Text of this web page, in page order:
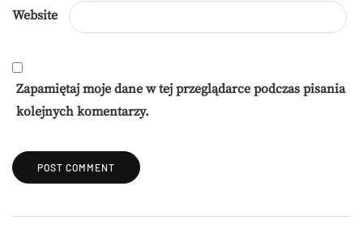
Website
Zapamiętaj moje dane w tej przeglądarce podczas pisania
kolejnych komentarzy.